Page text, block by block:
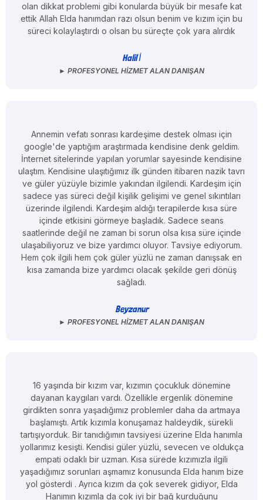
olan dikkat problemi gibi konularda büyük bir mesafe kat
ettik Allah Elda hanımdan razı olsun benim ve kızım için bu
süreci kolaylaştırdı o olsan bu süreçte çok yara alırdık
Halil İ
► PROFESYONEL HIZMET ALAN DANIŞAN
Annemin vefatı sonrası kardeşime destek olması için
google'de yaptığım araştırmada kendisine denk geldim.
İnternet sitelerinde yapılan yorumlar sayesinde kendisine
ulaştım. Kendisine ulaşıtığımız ilk günden itibaren nazik tavrı
ve güler yüzüyle bizimle yakından ilgilendi. Kardeşim için
sadece yas süreci değil kişilik gelişimi ve genel sıkıntıları
üzerinde ilgilendi. Kardeşim aldığı terapilerde kısa süre
içinde etkisini görmeye başladık. Sadece seans
saatlerinde değil ne zaman bi sorun olsa kısa süre içinde
ulaşabiliyoruz ve bize yardımcı oluyor. Tavsiye ediyorum.
Hem çok ilgili hem çok güler yüzlü ne zaman danışsak en
kısa zamanda bize yardımcı olacak şekilde geri dönüş
sağladı.
Beyzanur
► PROFESYONEL HIZMET ALAN DANIŞAN
16 yaşında bir kızım var, kızımın çocukluk dönemine
dayanan kaygıları vardı. Özellikle ergenlik dönemine
girdikten sonra yaşadığımız problemler daha da artmaya
başlamıştı. Artık kızımla konuşamaz haldeydik, sürekli
tartışıyorduk. Bir tanıdığımın tavsiyesi üzerine Elda hanımla
yollarımız kesişti. Kendisi güler yüzlü, sevecen ve oldukça
empati odaklı bir uzman. Kısa sürede kızımızla ilgili
yaşadığımız sorunları aşmamız konusunda Elda hanım bize
yol gösterdi . Ayrıca kızım da çok severek gidiyor, Elda
Hanımın kızımla da çok iyi bir bağ kurduğunu